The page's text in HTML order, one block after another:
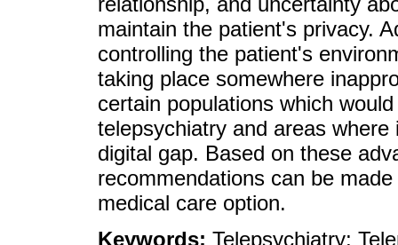
maintain the patient's privacy.
controlling the patient's
taking place somewhere
certain populations which
telepsychiatry and areas
digital gap. Based on these
recommendations can be
medical care option.
Keywords: Telepsychiatry;